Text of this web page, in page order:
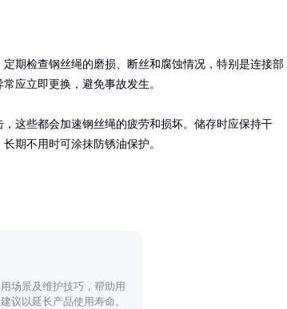
定期检查钢丝绳的磨损、断丝和腐蚀情况，特别是连接部
应立即更换，避免事故发生。
这些都会加速钢丝绳的疲劳和损坏。储存时应保持干
期不用时可涂抹防锈油保护。
场景及维护技巧，帮助用
议以延长产品使用寿命。